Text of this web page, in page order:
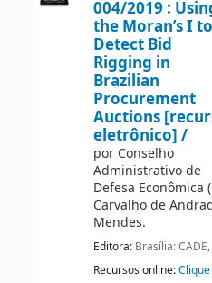
004/2019 :
the Moran’s I to
Detect Bid
Rigging in
Brazilian
Procurement
Auctions
eletrônico] /
por Conselho
Administrativo de
Defesa Econômica
Carvalho de
Mendes.
Editora: Brasília:
Recursos online: